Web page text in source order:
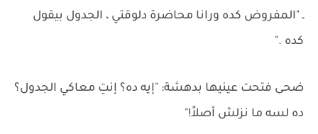
ـ "المفروض كده ورانا محاضرة دلوقتي ، الجدول بيقول
كده ."
ضحى فتحت عينيها بدهشة: "إيه ده؟ إنتِ معاكي الجدول؟
ده لسه ما نزلش أصلاً!"